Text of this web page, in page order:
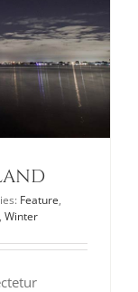
Feature,
, Winter